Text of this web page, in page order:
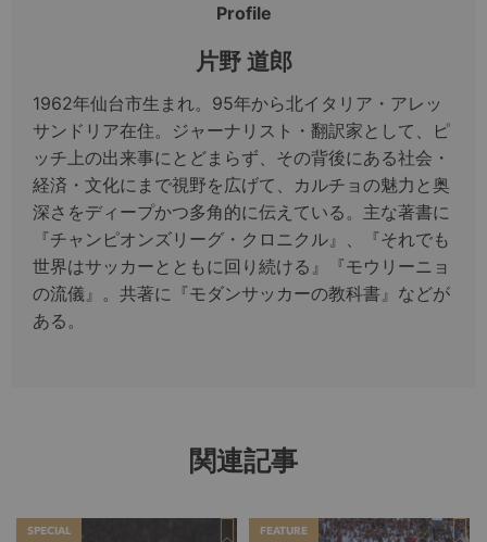
Profile
片野 道郎
1962年仙台市生まれ。95年から北イタリア・アレッ
サンドリア在住。ジャーナリスト・翻訳家として、ピ
ッチ上の出来事にとどまらず、その背後にある社会・
経済・文化にまで視野を広げて、カルチョの魅力と奥
深さをディープかつ多角的に伝えている。主な著書に
『チャンピオンズリーグ・クロニクル』、『それでも
世界はサッカーとともに回り続ける』『モウリーニョ
の流儀』。共著に『モダンサッカーの教科書』などが
ある。
関連記事
SPECIAL FEATURE